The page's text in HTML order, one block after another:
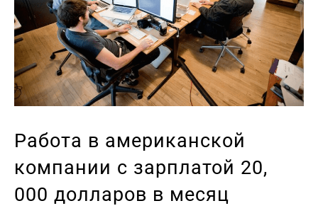
Работа в американской
компании с зарплатой 20,
000 долларов в месяц